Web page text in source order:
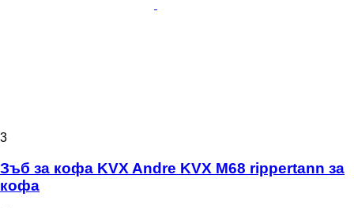
3
Зъб за кофа KVX Andre KVX M68 rippertann за
кофа